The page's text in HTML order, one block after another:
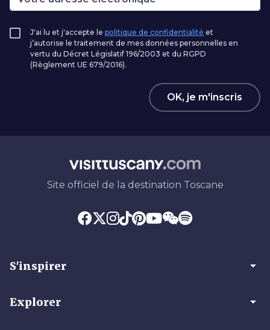
J'ai lu et j'accepte le politique de confidentialité et
j’autorise le traitement de mes données personnelles en
vertu du Décret Législatif 196/2003 et du RGPD
(Règlement UE 679/2016).
OK, je m'inscris
Site officiel de la destination Toscane
S'inspirer arrow_drop_down
Explorer arrow_drop_down